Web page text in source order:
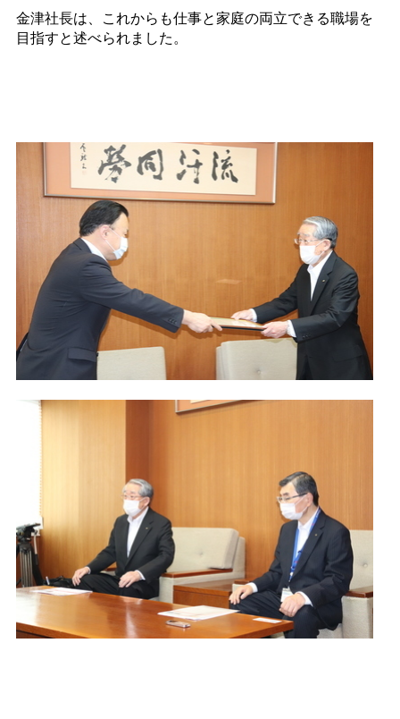
金津社長は、これからも仕事と家庭の両立できる職場を
目指すと述べられました。